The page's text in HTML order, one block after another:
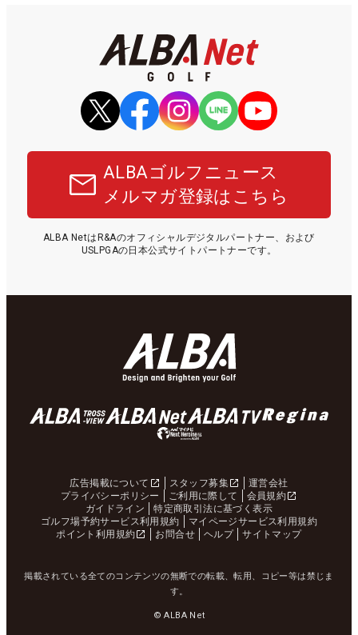
ALBAゴルフニュース
メルマガ登録はこちら
ALBA NetはR&Aのオフィシャルデジタルパートナー、および
USLPGAの日本公式サイトパートナーです。
広告掲載について スタッフ募集
運営会社
プライバシーポリシー
ご利用に際して
会員規約
ガイドライン
特定商取引法に基づく表示
ゴルフ場予約サービス利用規約
マイページサービス利用規約
ポイント利用規約
お問合せ ヘルプ サイトマップ
掲載されている全てのコンテンツの無断での転載、転用、コピー等は禁じま
す。
© ALBA Net